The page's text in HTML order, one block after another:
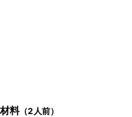
381521816c96
材料（2人前）